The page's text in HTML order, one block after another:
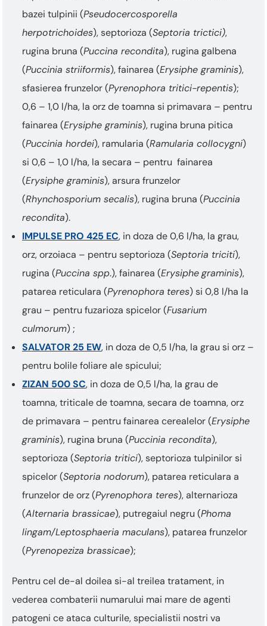
bazei tulpinii (Pseudocercosporella
herpotrichoides), septorioza (Septoria trictici),
rugina bruna (Puccina recondita), rugina galbena
(Puccinia striiformis), fainarea (Erysiphe graminis),
sfasierea frunzelor (Pyrenophora tritici-repentis);
0,6 – 1,0 l/ha, la orz de toamna si primavara – pentru
fainarea (Erysiphe graminis), rugina bruna pitica
(Puccinia hordei), ramularia (Ramularia collocygni)
si 0,6 – 1,0 l/ha, la secara – pentru fainarea
(Erysiphe graminis), arsura frunzelor
(Rhynchosporium secalis), rugina bruna (Puccinia
recondita).
IMPULSE PRO 425 EC, in doza de 0,6 l/ha, la grau,
orz, orzoiaca – pentru septorioza (Septoria triciti),
rugina (Puccina spp.), fainarea (Erysiphegraminis),
patarea reticulara (Pyrenophora teres) si 0,8 l/ha la
grau – pentru fuzarioza spicelor (Fusarium
culmorum) ;
SALVATOR 25 EW, in doza de 0,5 l/ha, la grau si orz –
pentru bolile foliare ale spicului;
ZIZAN 500 SC, in doza de 0,5 l/ha, la grau de
toamna, triticale de toamna, secara de toamna, orz
de primavara – pentru fainarea cerealelor (Erysiphe
graminis), rugina bruna (Puccinia recondita),
septorioza (Septoria tritici), septorioza tulpinilor si
spicelor (Septoria nodorum), patarea reticulara a
frunzelor de orz (Pyrenophora teres), alternarioza
(Alternaria brassicae), putregaiul negru (Phoma
lingam/Leptosphaeria maculans), patarea frunzelor
(Pyrenopeziza brassicae);
Pentru cel de-al doilea si-al treilea tratament, in
vederea combaterii numarului mai mare de agenti
patogeni ce ataca culturile, specialistii nostri va